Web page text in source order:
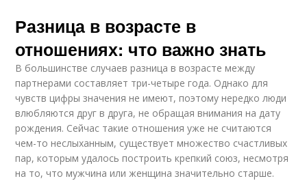
Разница в возрасте в
отношениях: что важно знать
В большинстве случаев разница в возрасте между
партнерами составляет три-четыре года. Однако для
чувств цифры значения не имеют, поэтому нередко люди
влюбляются друг в друга, не обращая внимания на дату
рождения. Сейчас такие отношения уже не считаются
чем-то неслыханным, существует множество счастливых
пар, которым удалось построить крепкий союз, несмотря
на то, что мужчина или женщина значительно старше.